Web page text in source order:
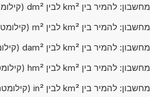
מחשבון: להמיר בין km² לבין dm² (קילומטר רבוע לבין דצימטר רבוע)
מחשבון: להמיר בין km² לבין m² (קילומטר רבוע לבין מטר רבוע)
מחשבון: להמיר בין km² לבין dam² (קילומטר רבוע לבין דקאמטר ​רבו)
מחשבון: להמיר בין km² לבין hm² (קילומטר רבוע לבין הקטומטר ​רבו)
מחשבון: להמיר בין km² לבין in² (קילומטר רבוע לבין אינץ' רבוע)